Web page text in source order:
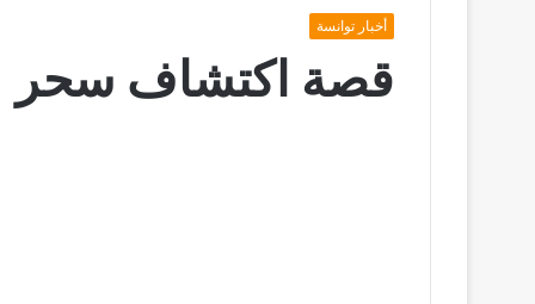
أخبار توانسة
قصة اكتشاف سحر